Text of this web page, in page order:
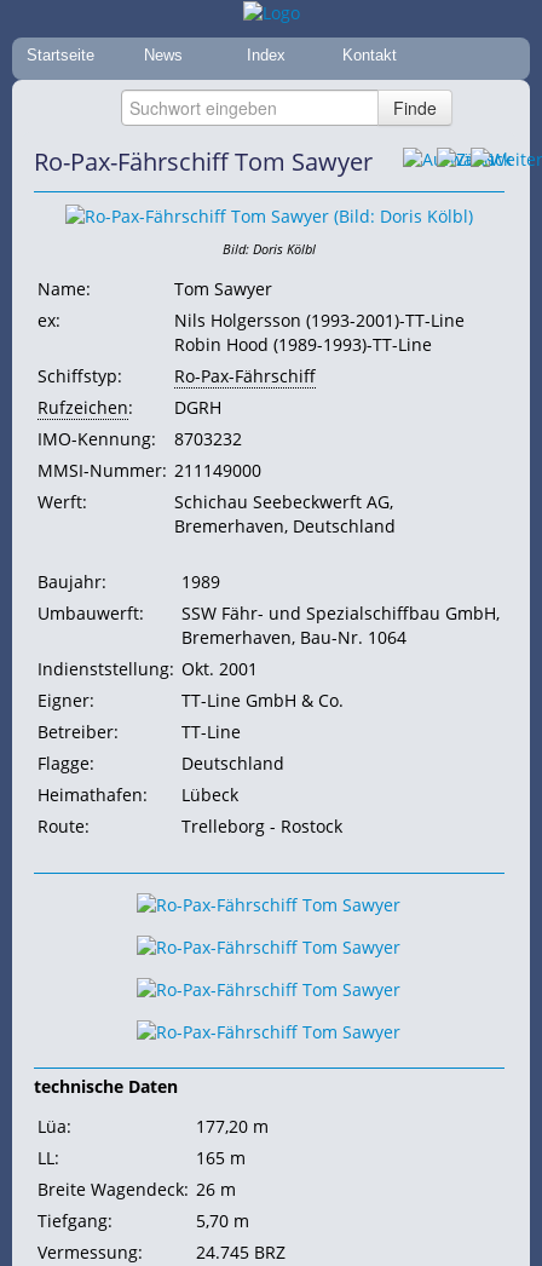
Startseite News Index Kontakt
Ro-Pax-Fährschiff Tom Sawyer
Bild: Doris Kölbl
Name:
Tom Sawyer
ex:
Nils Holgersson (1993-2001)-TT-Line
Robin Hood (1989-1993)-TT-Line
Schiffstyp:
Ro-Pax-Fährschiff
Rufzeichen:
DGRH
IMO-Kennung:
8703232
MMSI-Nummer: 211149000
Werft:
Schichau Seebeckwerft AG,
Bremerhaven, Deutschland
Baujahr:
1989
Umbauwerft:
SSW Fähr- und Spezialschiffbau GmbH,
Bremerhaven, Bau-Nr. 1064
Indienststellung: Okt. 2001
Eigner:
TT-Line GmbH & Co.
Betreiber:
TT-Line
Flagge:
Deutschland
Heimathafen:
Lübeck
Route:
Trelleborg - Rostock
technische Daten
Lüa:
177,20 m
LL:
165 m
Breite Wagendeck: 26 m
Tiefgang:
5,70 m
Vermessung:
24.745 BRZ